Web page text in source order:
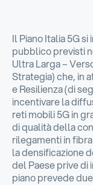
Il Piano Italia 5G
pubblico previsti
Ultra Larga –
Strategia) che, in
e Resilienza (di
incentivare la
reti mobili 5G in
di qualità della
rilegamenti in
la densificazione
del Paese prive
piano prevede